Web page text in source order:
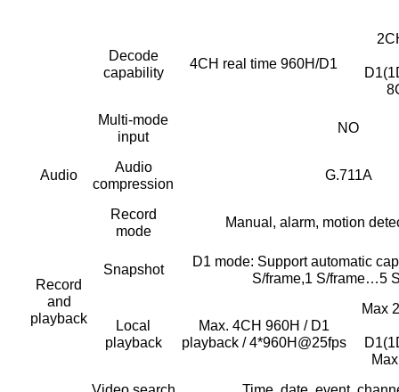
Decode
capability
4CH real time 960H/D1
Multi-mode
input
NO
Audio
Audio
compression
G.711A
Record
and
playback
Record
mode
Manual, alarm, motion
Snapshot
D1 mode: Support automatic
S/frame,1 S/frame…5
Local
playback
Max. 4CH 960H / D1
playback / 4*960H@25fps
Max